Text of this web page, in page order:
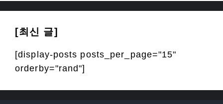
[최신 글]
[display-posts posts_per_page="15"
orderby="rand"]